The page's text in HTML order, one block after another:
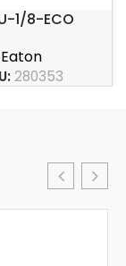
1/8-ECO
Eaton
280353